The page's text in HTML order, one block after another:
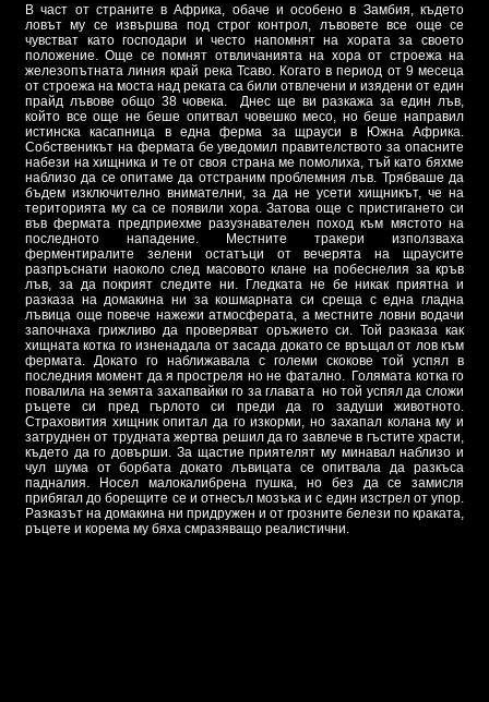
В част от страните в Африка, обаче и особено в Замбия, където
ловът му се извършва под строг контрол, лъвовете все още се
чувстват като господари и често напомнят на хората за своето
положение. Още се помнят отвличанията на хора от строежа на
железопътната линия край река Тсаво. Когато в период от 9 месеца
от строежа на моста над реката са били отвлечени и изядени от един
прайд лъвове общо 38 човека. Днес ще ви разкажа за един лъв,
който все още не беше опитвал човешко месо, но беше направил
истинска касапница в една ферма за щрауси в Южна Африка.
Собственикът на фермата бе уведомил правителството за опасните
набези на хищника и те от своя страна ме помолиха, тъй като бяхме
наблизо да се опитаме да отстраним проблемния лъв. Трябваше да
бъдем изключително внимателни, за да не усети хищникът, че на
територията му са се появили хора. Затова още с пристигането си
във фермата предприехме разузнавателен поход към мястото на
последното нападение. Местните тракери използваха
ферментиралите зелени остатъци от вечерята на щраусите
разпръснати наоколо след масовото клане на побеснелия за кръв
лъв, за да покрият следите ни. Гледката не бе никак приятна и
разказа на домакина ни за кошмарната си среща с една гладна
лъвица още повече нажежи атмосферата, а местните ловни водачи
започнаха грижливо да проверяват оръжието си. Той разказа как
хищната котка го изненадала от засада докато се връщал от лов към
фермата. Докато го наближавала с големи скокове той успял в
последния момент да я простреля но не фатално. Голямата котка го
повалила на земята захапвайки го за главата но той успял да сложи
ръцете си пред гърлото си преди да го задуши животното.
Страховития хищник опитал да го изкорми, но захапал колана му и
затруднен от трудната жертва решил да го завлече в гъстите храсти,
където да го довърши. За щастие приятелят му минавал наблизо и
чул шума от борбата докато лъвицата се опитвала да разкъса
падналия. Носел малокалибрена пушка, но без да се замисля
прибягал до борещите се и отнесъл мозъка и с един изстрел от упор.
Разказът на домакина ни придружен и от грозните белези по краката,
ръцете и корема му бяха смразяващо реалистични.